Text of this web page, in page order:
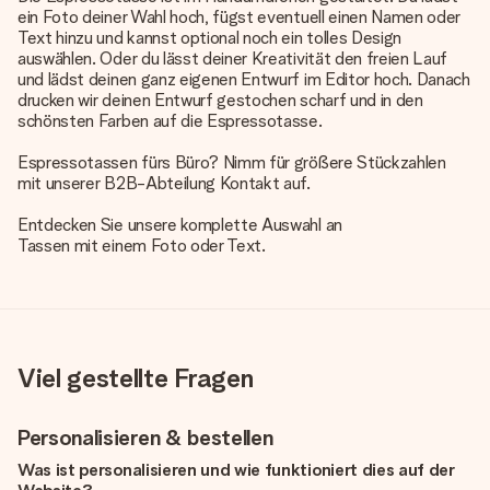
ein Foto deiner Wahl hoch, fügst eventuell einen Namen oder
Text hinzu und kannst optional noch ein tolles Design
auswählen. Oder du lässt deiner Kreativität den freien Lauf
und lädst deinen ganz eigenen Entwurf im Editor hoch. Danach
drucken wir deinen Entwurf gestochen scharf und in den
schönsten Farben auf die Espressotasse.
Espressotassen fürs Büro? Nimm für größere Stückzahlen
mit unserer B2B-Abteilung Kontakt auf.
Entdecken Sie unsere komplette Auswahl an
Tassen mit einem Foto oder Text.
Viel gestellte Fragen
Personalisieren & bestellen
Was ist personalisieren und wie funktioniert dies auf der